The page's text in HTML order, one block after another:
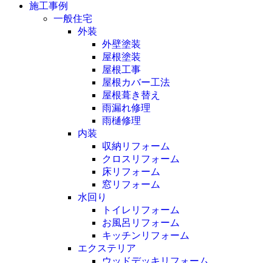
施工事例
一般住宅
外装
外壁塗装
屋根塗装
屋根工事
屋根カバー工法
屋根葺き替え
雨漏れ修理
雨樋修理
内装
収納リフォーム
クロスリフォーム
床リフォーム
窓リフォーム
水回り
トイレリフォーム
お風呂リフォーム
キッチンリフォーム
エクステリア
ウッドデッキリフォーム